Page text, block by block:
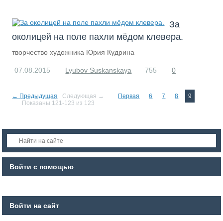
За
околицей на поле пахли мёдом клевера.
творчество художника Юрия Кудрина
07.08.2015 Lyubov Suskanskaya 755 0
← Предыдущая Следующая → Первая 6 7 8
9
Показаны 121-123 из 123
Войти с помощью
Войти на сайт